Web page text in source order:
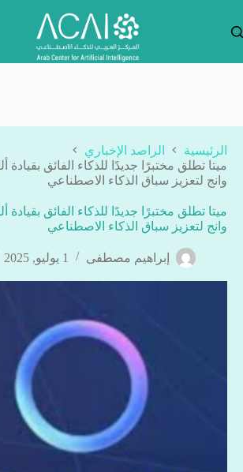
المحتوى
الرئيسية
الراصد الإخباري
ميتا تطلق مختبرًا جديدًا للذكاء الفائق بقيادة
وانج لتعزيز سباق الذكاء الاصطناعي
ميتا تطلق مختبرًا جديدًا للذكاء الفائق بقيادة
وانج لتعزيز سباق الذكاء الاصطناعي
إبراهيم مصطفى 1 يوليو, 2025